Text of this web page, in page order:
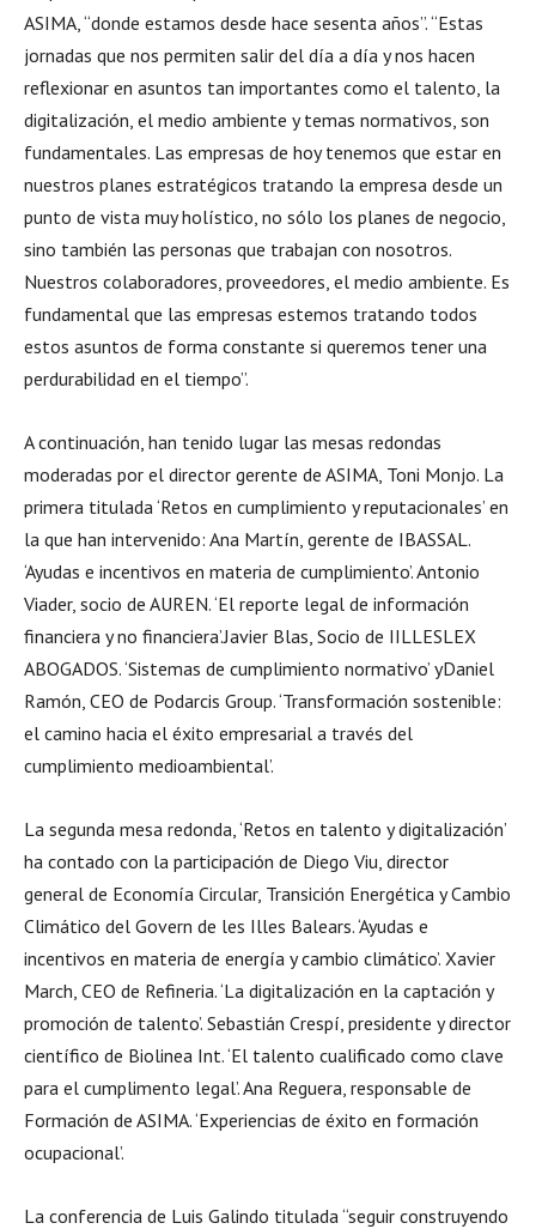
ASIMA, “donde estamos desde hace sesenta años”. “Estas
jornadas que nos permiten salir del día a día y nos hacen
reflexionar en asuntos tan importantes como el talento, la
digitalización, el medio ambiente y temas normativos, son
fundamentales. Las empresas de hoy tenemos que estar en
nuestros planes estratégicos tratando la empresa desde un
punto de vista muy holístico, no sólo los planes de negocio,
sino también las personas que trabajan con nosotros.
Nuestros colaboradores, proveedores, el medio ambiente. Es
fundamental que las empresas estemos tratando todos
estos asuntos de forma constante si queremos tener una
perdurabilidad en el tiempo”.
A continuación, han tenido lugar las mesas redondas
moderadas por el director gerente de ASIMA, Toni Monjo. La
primera titulada ‘Retos en cumplimiento y reputacionales’ en
la que han intervenido: Ana Martín, gerente de IBASSAL.
‘Ayudas e incentivos en materia de cumplimiento’. Antonio
Viader, socio de AUREN. ‘El reporte legal de información
financiera y no financiera’.Javier Blas, Socio de IILLESLEX
ABOGADOS. ‘Sistemas de cumplimiento normativo’ yDaniel
Ramón, CEO de Podarcis Group. ‘Transformación sostenible:
el camino hacia el éxito empresarial a través del
cumplimiento medioambiental’.
La segunda mesa redonda, ‘Retos en talento y digitalización’
ha contado con la participación de Diego Viu, director
general de Economía Circular, Transición Energética y Cambio
Climático del Govern de les Illes Balears. ‘Ayudas e
incentivos en materia de energía y cambio climático’. Xavier
March, CEO de Refineria. ‘La digitalización en la captación y
promoción de talento’. Sebastián Crespí, presidente y director
científico de Biolinea Int. ‘El talento cualificado como clave
para el cumplimento legal’. Ana Reguera, responsable de
Formación de ASIMA. ‘Experiencias de éxito en formación
ocupacional’.
La conferencia de Luis Galindo titulada “seguir construyendo